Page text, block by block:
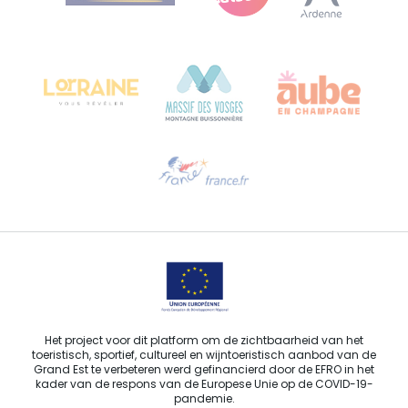
Bureau de Colmar (hoofdkantoor)
Stuur ons een e-mail
Het project voor dit platform om de zichtbaarheid van het
toeristisch, sportief, cultureel en wijntoeristisch aanbod van de
Grand Est te verbeteren werd gefinancierd door de EFRO in het
kader van de respons van de Europese Unie op de COVID-19-
pandemie.